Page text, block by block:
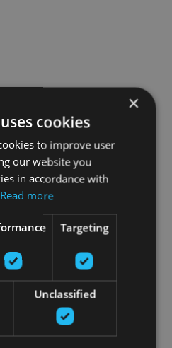
×
cookies
to improve user
our website you
in accordance with
Read more
Targeting
Unclassified